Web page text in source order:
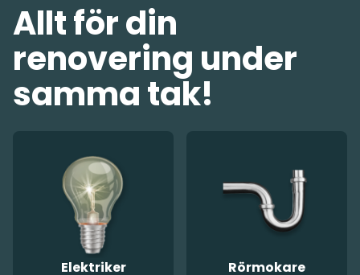
Allt för din
renovering under
samma tak!
Elektriker Rörmokare